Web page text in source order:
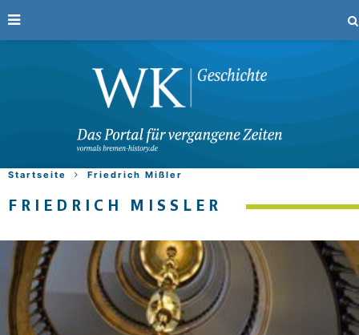
Startseite Friedrich Mißler
FRIEDRICH MISSLER